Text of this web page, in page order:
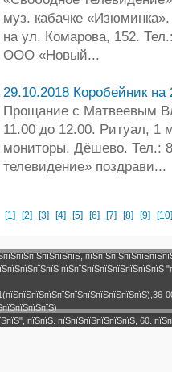
муз. кабачке
на ул. Комарова, 152.
ООО «Новый...
29.10.2018 Коробейник
Прощание с Матвеевым
11.00 до 12.00. Ритуал, 1
мониторы. Дёшево. Тел.:
телевидение» поздрави...
[1] [2] [3] [4] [5] [6] [7] [8] [9] [10]
пїЅпїЅпїЅпїЅпїЅпїЅпїЅпїЅ
пїЅпїЅ. пїЅпїЅпїЅпїЅпїЅпїЅ, 60.